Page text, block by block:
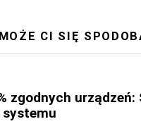
MOŻE CI SIĘ
zgodnych urządzeń: